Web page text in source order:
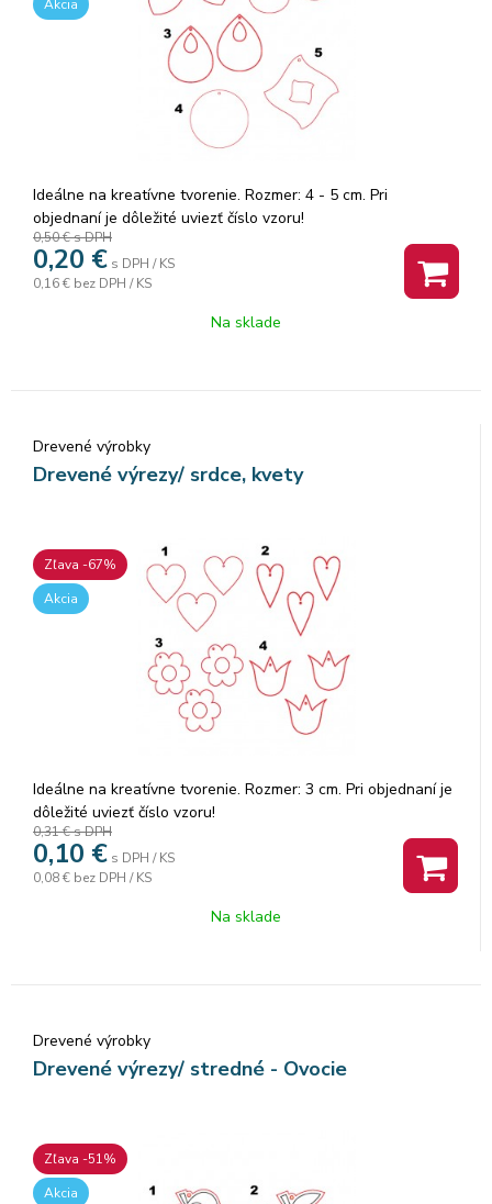
Akcia
Ideálne na kreatívne tvorenie. Rozmer: 4 - 5 cm. Pri
objednaní je dôležité uviezť číslo vzoru!
0,50 €s DPH
0,20 € s DPH / KS
0,16 € bez DPH / KS
Na sklade
Drevené výrobky
Drevené výrezy/ srdce, kvety
Zľava -67%
Akcia
Ideálne na kreatívne tvorenie. Rozmer: 3 cm. Pri objednaní je
dôležité uviezť číslo vzoru!
0,31 €s DPH
0,10 € s DPH / KS
0,08 € bez DPH / KS
Na sklade
Drevené výrobky
Drevené výrezy/ stredné - Ovocie
Zľava -51%
Akcia